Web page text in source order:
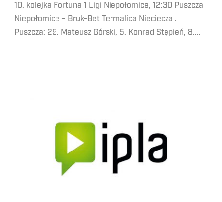
10. kolejka Fortuna 1 Ligi Niepołomice, 12:30 Puszcza
Niepołomice – Bruk-Bet Termalica Nieciecza .
Puszcza: 29. Mateusz Górski, 5. Konrad Stępień, 8....